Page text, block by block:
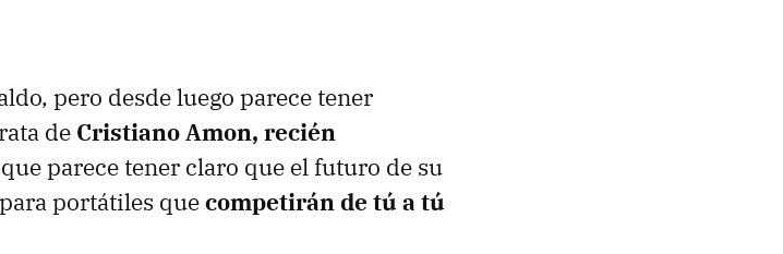
pero desde luego parece tener
de Cristiano Amon, recién
parece tener claro que el futuro de su
portátiles quecompetirán de tú a tú